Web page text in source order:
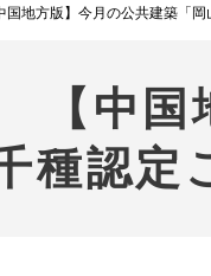
国地方版】今月の公共建築「
【中
種認